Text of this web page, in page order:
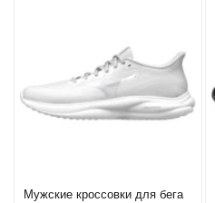
Мужские кроссовки для бега